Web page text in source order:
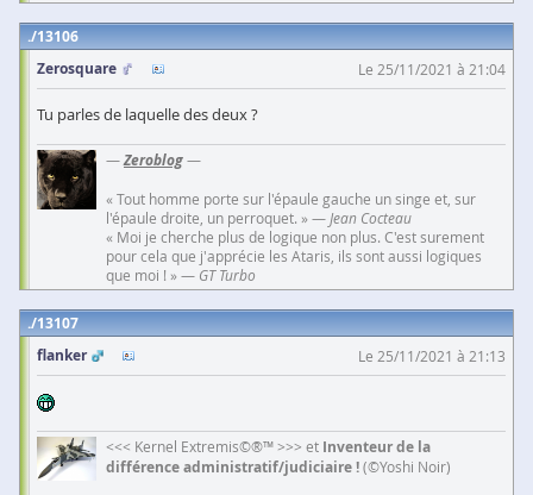
13106
Zerosquare
Le 25/11/2021 à 21:04
Tu parles de laquelle des deux ?
—Zeroblog—
« Tout homme porte sur l'épaule gauche un singe et, sur
l'épaule droite, un perroquet. » — Jean Cocteau
« Moi je cherche plus de logique non plus. C'est surement
pour cela que j'apprécie les Ataris, ils sont aussi logiques
que moi ! » — GT Turbo
13107
flanker
Le 25/11/2021 à 21:13
<<< Kernel Extremis©®™ >>> et Inventeur de la
différence administratif/judiciaire !(©Yoshi Noir)